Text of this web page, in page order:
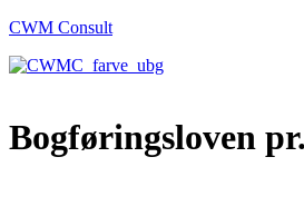
CWM Consult
Bogføringsloven